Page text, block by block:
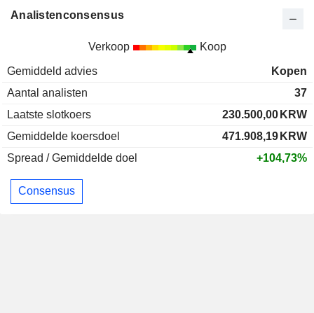
Analistenconsensus
Verkoop Koop
Gemiddeld advies
Kopen
Aantal analisten
37
Laatste slotkoers
230.500,00 KRW
Gemiddelde koersdoel
471.908,19 KRW
Spread / Gemiddelde doel
+104,73%
Consensus